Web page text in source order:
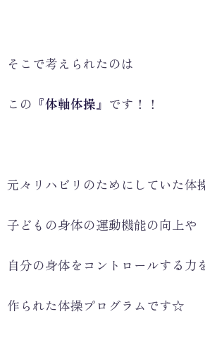
そこで考えられたのは
この 『体軸体操』 です！！
元々リハビリのためにしていた体
子どもの身体の運動機能の向上や
自分の身体をコントロールする力
作られた体操プログラムです☆